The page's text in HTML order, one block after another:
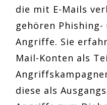
die mit E-Mails
gehören Phishing-
Angriffe. Sie
Mail-Konten als
diese als